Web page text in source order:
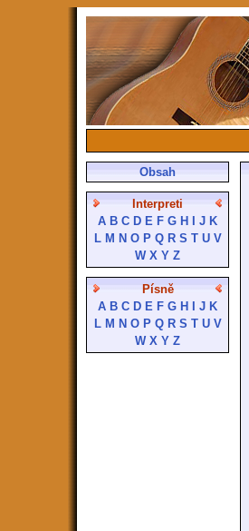
Obsah
Interpreti
A B C D E F G H J K
L M N O P Q R S T U V
W X Y Z
Písně
A B C D E F G H J K
L M N O P Q R S T U V
W X Y Z